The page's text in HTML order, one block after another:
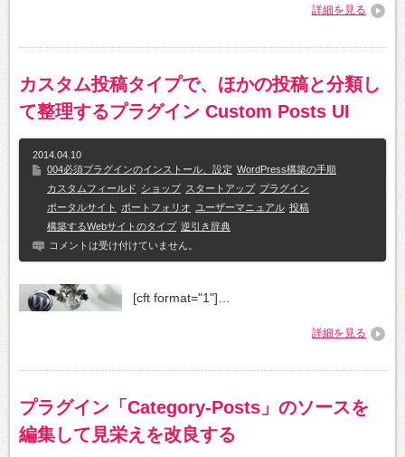
詳細を見る
カスタム投稿タイプで、ほかの投稿と分類し
て整理するプラグイン Custom Posts UI
2014.04.10
004必須プラグインのインストール、設定 WordPress構築の手順
カスタムフィールド ショップ スタートアップ プラグイン
ポータルサイト
ポートフォリオ ユーザーマニュアル 投稿
構築するWebサイトのタイプ 逆引き辞典
コメントは受け付けていません。
[cft format="1"]…
詳細を見る
プラグイン「Category-Posts」のソースを
編集して見栄えを改良する